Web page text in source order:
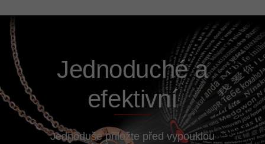
Jednoduché a
efektivní
Jednoduše přiložte před vypouklou